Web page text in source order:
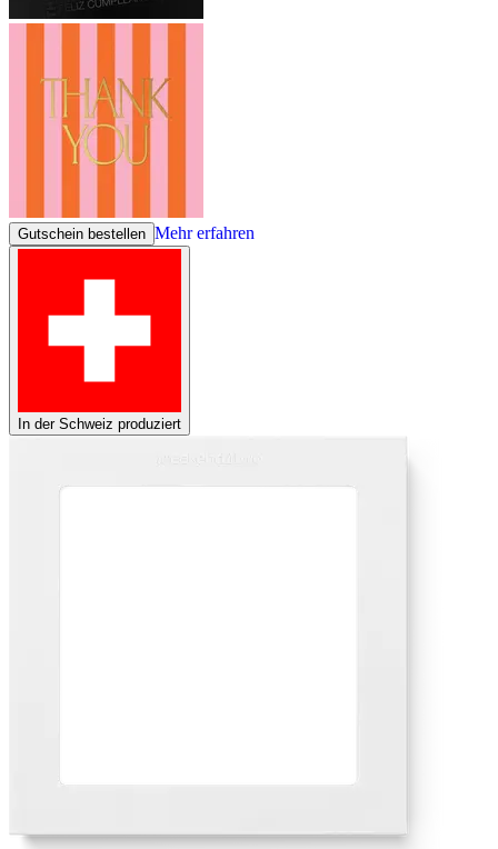
Gutschein bestellen Mehr erfahren
In der Schweiz produziert